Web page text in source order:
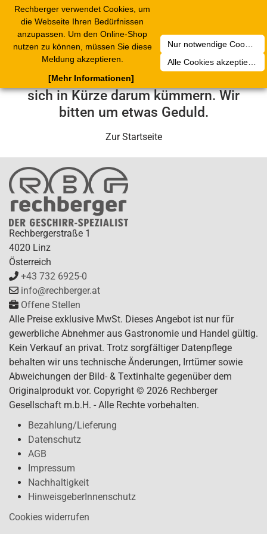
Rechberger verwendet Cookies, um
die Webseite Ihren Bedürfnissen
anzupassen. Um den Online-Shop
nutzen zu können, müssen Sie diese
Meldung akzeptieren.
Nur notwendige Cookies akzeptieren
Alle Cookies akzeptieren
[Mehr Informationen]
Leider ist ein technischer Fehler
aufgetreten. Unser Service-Team wird
sich in Kürze darum kümmern. Wir
bitten um etwas Geduld.
Zur Startseite
Rechbergerstraße 1
4020 Linz
Österreich
+43 732 6925-0
info@rechberger.at
Offene Stellen
Alle Preise exklusive MwSt. Dieses Angebot ist nur für
gewerbliche Abnehmer aus Gastronomie und Handel gültig.
Kein Verkauf an privat. Trotz sorgfältiger Datenpflege
behalten wir uns technische Änderungen, Irrtümer sowie
Abweichungen der Bild- & Textinhalte gegenüber dem
Originalprodukt vor. Copyright © 2026 Rechberger
Gesellschaft m.b.H. - Alle Rechte vorbehalten.
Bezahlung/Lieferung
Datenschutz
AGB
Impressum
Nachhaltigkeit
HinweisgeberInnenschutz
Cookies widerrufen